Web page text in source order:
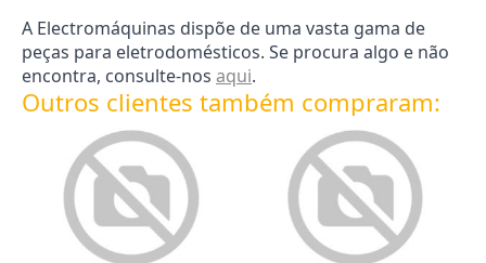
A Electromáquinas dispõe de uma vasta gama de
peças para eletrodomésticos. Se procura algo e não
encontra, consulte-nos aqui.
Outros clientes também compraram: